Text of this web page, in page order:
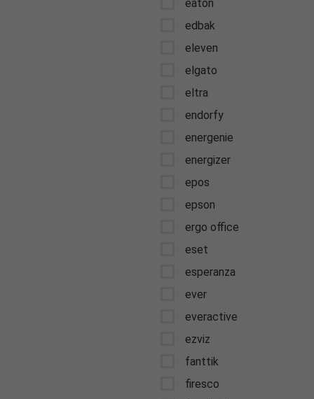
eaton
edbak
eleven
elgato
eltra
endorfy
energenie
energizer
epos
epson
ergo office
eset
esperanza
ever
everactive
ezviz
fanttik
firesco